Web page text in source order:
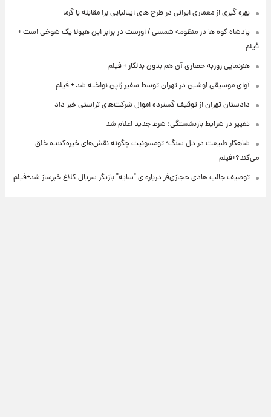
بهره گیری از معماری ایرانی در طرح های ایتالیایی برا مقابله با گرما
پادشاه کوه ها در منظومه شمسی / اورست در برابر این هیولا یک شوخی است +
فیلم
هنرنمایی روزبه حصاری آن هم بدون بدلکار + فیلم
آوای موسیقی اوشین در تهران توسط سفیر ژاپن نواخته شد + فیلم
دادستان تهران از توقیف گسترده اموال شرکت‌های تراستی خبر داد
تغییر در شرایط بازنشستگی؛ شرط جدید اعلام شد
شاهکار طبیعت در دل سنگ؛ تومسونیت چگونه نقش‌های خیره‌کننده خلق
می‌کند؟+فیلم
توصیف جالب هادی حجازی‌فر درباره ی "سایه" بازیگر سریال کلاغ خبرساز شد+فیلم